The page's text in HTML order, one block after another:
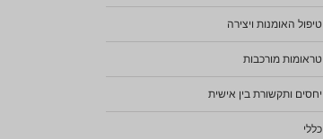
טיפול האומנות ויצירה
טראומות מורכבות
יחסים ותקשורת בין אישית
כללי